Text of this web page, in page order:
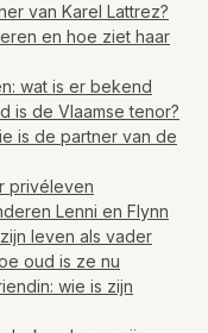
van Karel Lattrez?
en hoe ziet haar
wat is er bekend
is de Vlaamse tenor?
is de partner van de
privéleven
Lenni en Flynn
leven als vader
oud is ze nu
wie is zijn